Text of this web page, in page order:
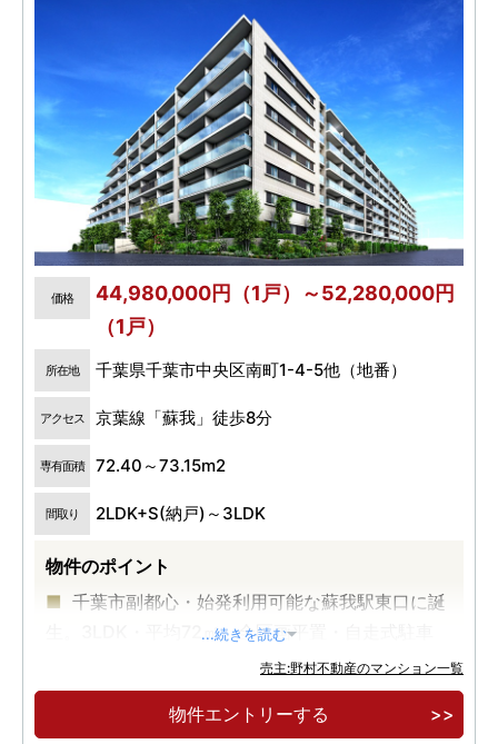
価格
44,980,000円（1戸）～52,280,000円
（1戸）
所在地 千葉県千葉市中央区南町1-4-5他（地番）
アクセス 京葉線「蘇我」徒歩8分
専有面積 72.40～73.15m2
間取り 2LDK+S(納戸)～3LDK
物件のポイント
千葉市副都心・始発利用可能な蘇我駅東口に誕
生。3LDK・平均72㎡。全区画平置・自走式駐車
...続きを読む
売主:野村不動産のマンション一覧
物件エントリーする